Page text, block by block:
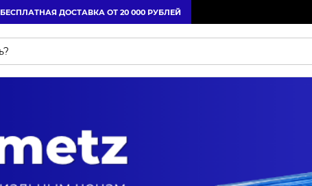
БЕСПЛАТНАЯ ДОСТАВКА ОТ 20 000 РУБЛЕЙ